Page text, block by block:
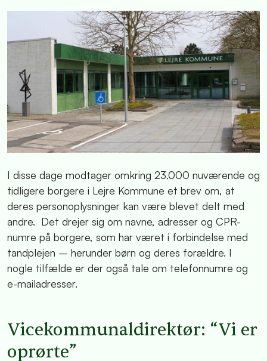
I disse dage modtager omkring 23.000 nuværende og
tidligere borgere i Lejre Kommune et brev om, at
deres personoplysninger kan være blevet delt med
andre. Det drejer sig om navne, adresser og CPR-
numre på borgere, som har været i forbindelse med
tandplejen – herunder børn og deres forældre. I
nogle tilfælde er der også tale om telefonnumre og
e-mailadresser.
Vicekommunaldirektør: “Vi er
oprørte”